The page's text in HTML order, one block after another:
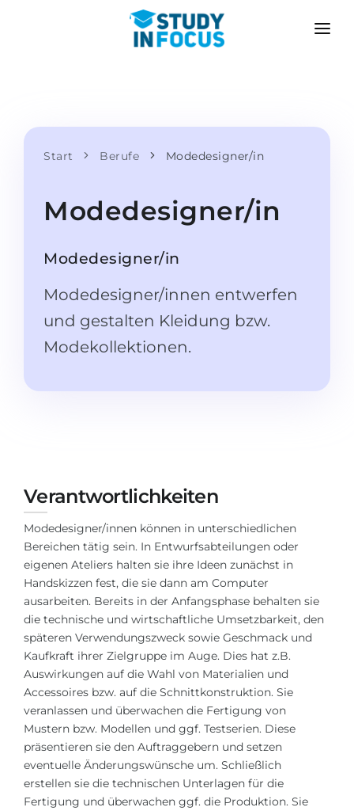
Universitäten
Bachelor & Master
Propädeutikum
SPRACHSCHULEN
Online-Sprachunterricht
Studienvorbereitung
Vorbereitung aufs Studienkolleg
Spezialkurse
Mathematik
Portfolio
GEOGRAFIE
Bundesländer
Städte
BERUFE
Studienfächer
SZENARIEN
Nach der Schule bewerben
Master in Deutschland
Mit Zulassungsgarantie
BEWERBEN FÜR …
Bachelor
11-jähriger Schule
12-jähriger Schule (NIS)
College
IB Diploma
1. Studienjahr
2.–3. Studienjahr
Bachelorabschluss
Masterabschluss
BEWERBEN FÜR FACHRICHTUNG …
Medizin
Ingenieurwesen
METHODIK
Start Berufe Modedesigner/in
Modedesigner/in
Modedesigner/in
Modedesigner/innen entwerfen
und gestalten Kleidung bzw.
Modekollektionen.
Verantwortlichkeiten
Modedesigner/innen können in unterschiedlichen
Bereichen tätig sein. In Entwurfsabteilungen oder
eigenen Ateliers halten sie ihre Ideen zunächst in
Handskizzen fest, die sie dann am Computer
ausarbeiten. Bereits in der Anfangsphase behalten sie
die technische und wirtschaftliche Umsetzbarkeit, den
späteren Verwendungszweck sowie Geschmack und
Kaufkraft ihrer Zielgruppe im Auge. Dies hat z.B.
Auswirkungen auf die Wahl von Materialien und
Accessoires bzw. auf die Schnittkonstruktion. Sie
veranlassen und überwachen die Fertigung von
Mustern bzw. Modellen und ggf. Testserien. Diese
präsentieren sie den Auftraggebern und setzen
eventuelle Änderungswünsche um. Schließlich
erstellen sie die technischen Unterlagen für die
Fertigung und überwachen ggf. die Produktion. Sie